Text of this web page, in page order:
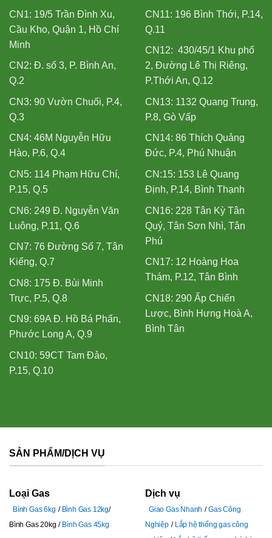
CN1: 19/5 Trần Đình Xu,
Cầu Kho, Quận 1, Hồ Chí
Minh
CN2: Đ. số 3, P. Bình An,
Q.2
CN3: 90 Vườn Chuối, P.4,
Q.3
CN4: 46M Nguyễn Hữu
Hào, P.6, Q.4
CN5: 114 Phạm Hữu Chí,
P.15, Q.5
CN6: 249 Đ. Nguyễn Văn
Luông, P.11, Q.6
CN7: 76 Đường Số 7, Tân
Kiểng, Q.7
CN8: 175 Đ. Bùi Minh
Trực, P.5, Q.8
CN9: 69A Đ. Hồ Bá Phấn,
Phước Long A, Q.9
CN10: 59CT Tam Đảo,
P.15, Q.10
CN11: 196 Bình Thới, P.14,
Q.11
CN12: 430/45/1 Khu phố
2, Đường Lê Thị Riêng,
P.Thới An, Q.12
CN13: 1132 Quang Trung,
P.8, Gò Vấp
CN14: 86 Thích Quảng
Đức, P.4, Phú Nhuận
CN:15: 153 Lê Quang
Định, P.14, Bình Thạnh
CN16: 228 Tân Kỳ Tân
Quý, Tân Sơn Nhì, Tân
Phú
CN17: 12 Hoàng Hoa
Thám, P.12, Tân Bình
CN18: 290 Ấp Chiến
Lược, Bình Hưng Hoà A,
Bình Tân
SẢN PHẨM/DỊCH VỤ
Loại Gas
Bình Gas 6kg
Bình Gas 12kg
Bình Gas 20kg
Bình Gas 45kg
Dịch vụ
Giao Gas Nhanh
Gas Công
Nghiệp
Lắp hệ thống gas công